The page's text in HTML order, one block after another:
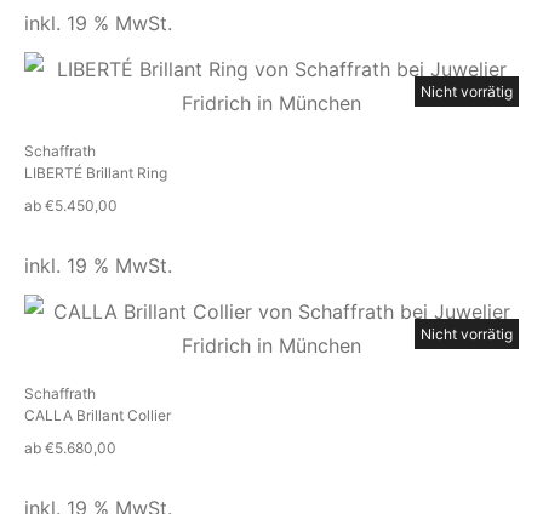
inkl. 19 % MwSt.
Nicht vorrätig
Schaffrath
LIBERTÉ Brillant Ring
ab €5.450,00
inkl. 19 % MwSt.
Nicht vorrätig
Schaffrath
CALLA Brillant Collier
ab €5.680,00
inkl. 19 % MwSt.